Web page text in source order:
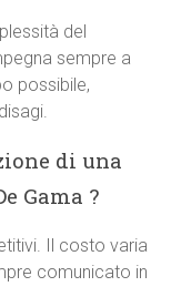
del
sempre a
possibile,
di una
Gama ?
Il costo varia
comunicato in